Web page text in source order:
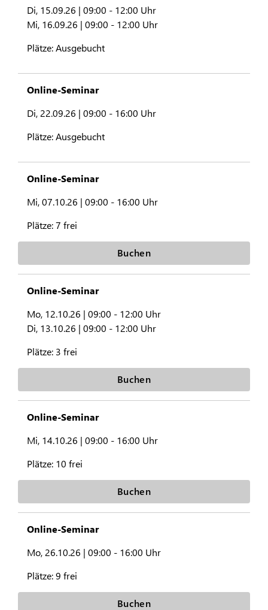
Di, 15.09.26 | 09:00 - 12:00 Uhr
Mi, 16.09.26 | 09:00 - 12:00 Uhr
Plätze:Ausgebucht
Online-Seminar
Di, 22.09.26 | 09:00 - 16:00 Uhr
Plätze:Ausgebucht
Online-Seminar
Mi, 07.10.26 | 09:00 - 16:00 Uhr
Plätze:7 frei
Buchen
Online-Seminar
Mo, 12.10.26 | 09:00 - 12:00 Uhr
Di, 13.10.26 | 09:00 - 12:00 Uhr
Plätze: 3 frei
Buchen
Online-Seminar
Mi, 14.10.26 | 09:00 - 16:00 Uhr
Plätze: 10 frei
Buchen
Online-Seminar
Mo, 26.10.26 | 09:00 - 16:00 Uhr
Plätze:9 frei
Buchen